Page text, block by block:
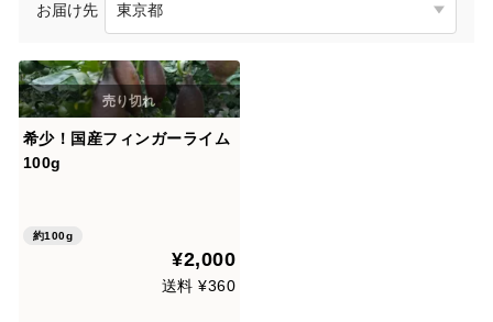
お届け先
希少！国産フィンガーライム
100g
約100g
¥2,000
送料 ¥360